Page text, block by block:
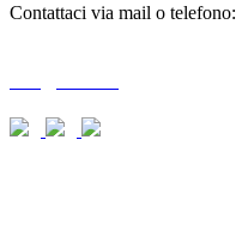
Contattaci via mail o telefono: